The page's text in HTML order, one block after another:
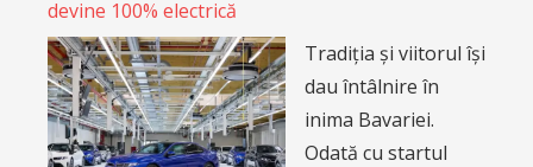
devine 100% electrică
Tradiția și viitorul își
dau întâlnire în
inima Bavariei.
Odată cu startul